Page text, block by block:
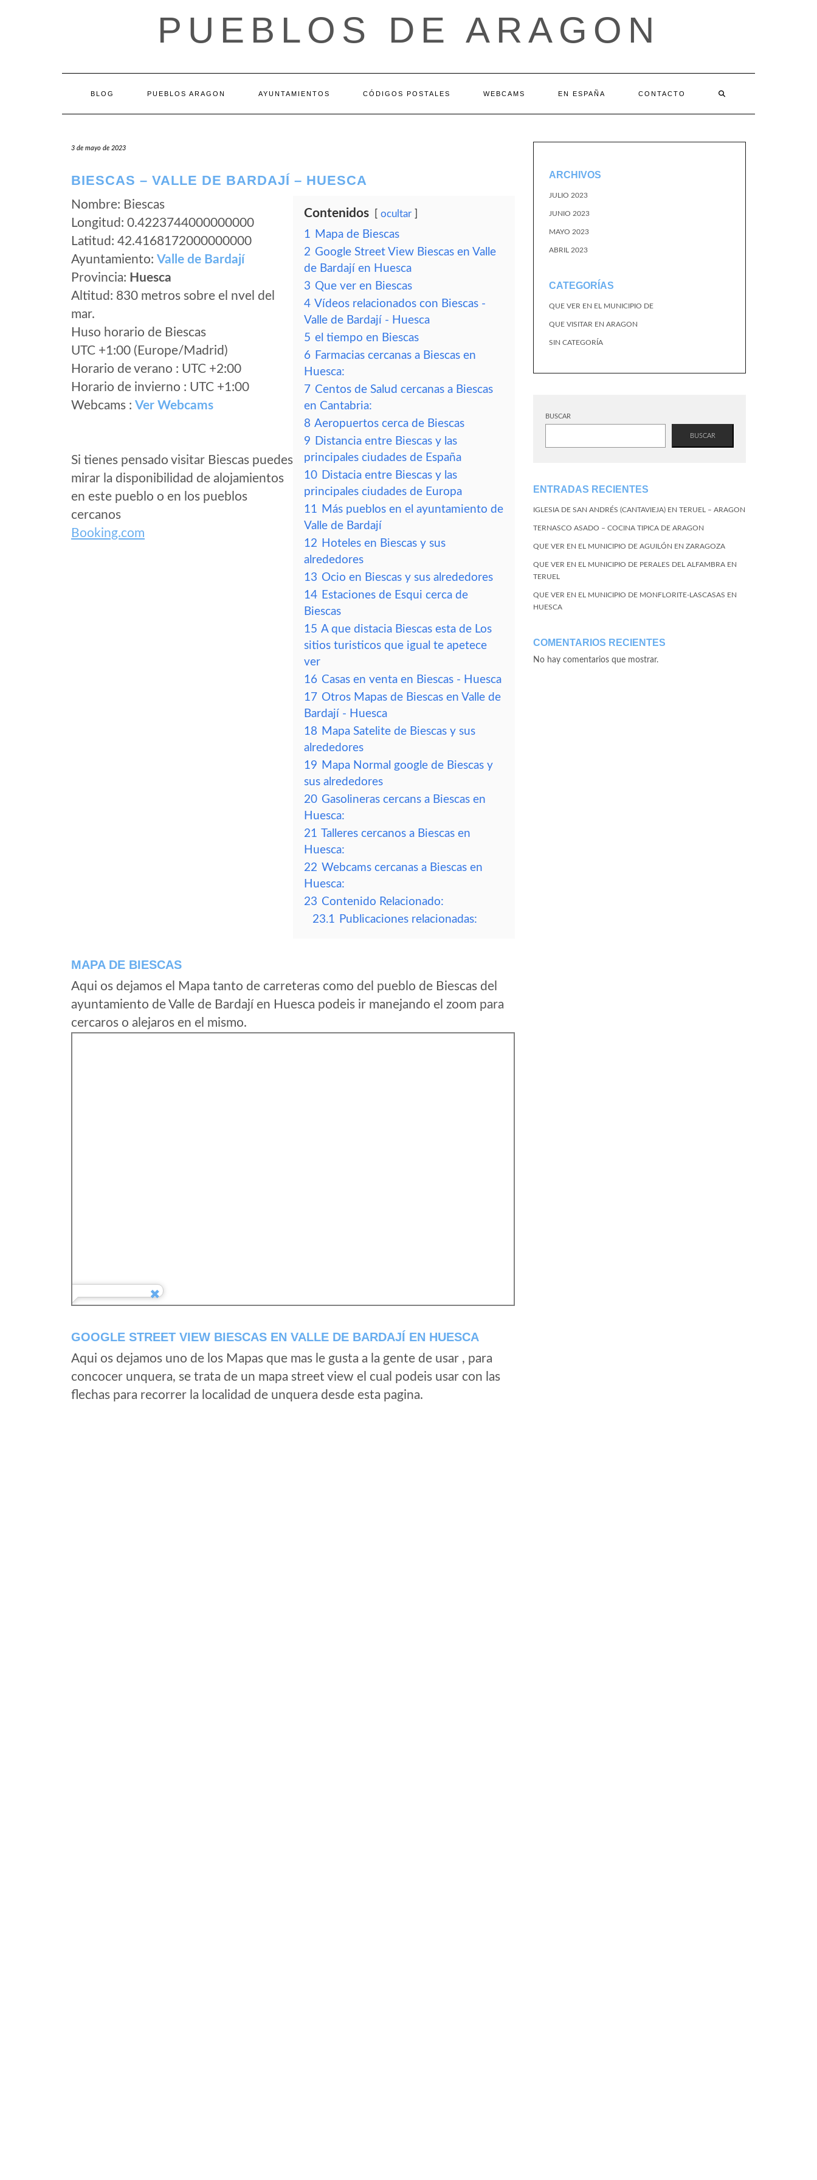
PUEBLOS DE ARAGON
BLOG PUEBLOS ARAGON AYUNTAMIENTOS CÓDIGOS POSTALES WEBCAMS EN ESPAÑA CONTACTO
3 de mayo de 2023
BIESCAS – VALLE DE BARDAJÍ – HUESCA
Nombre: Biescas
Longitud: 0.4223744000000000
Latitud: 42.4168172000000000
Ayuntamiento: Valle de Bardají
Provincia: Huesca
Altitud: 830 metros sobre el nvel del
mar.
Huso horario de Biescas
UTC +1:00 (Europe/Madrid)
Horario de verano : UTC +2:00
Horario de invierno : UTC +1:00
Webcams : Ver Webcams
Si tienes pensado visitar Biescas puedes
mirar la disponibilidad de alojamientos
en este pueblo o en los pueblos
cercanos
Booking.com
Contenidos ocultar
1 Mapa de Biescas
2 Google Street View Biescas en Valle
de Bardají en Huesca
3 Que ver en Biescas
4 Vídeos relacionados con Biescas -
Valle de Bardají - Huesca
5 el tiempo en Biescas
6 Farmacias cercanas a Biescas en
Huesca:
7 Centos de Salud cercanas a Biescas
en Cantabria:
8 Aeropuertos cerca de Biescas
9 Distancia entre Biescas y las
principales ciudades de España
10 Distacia entre Biescas y las
principales ciudades de Europa
11 Más pueblos en el ayuntamiento de
Valle de Bardají
12 Hoteles en Biescas y sus
alrededores
13 Ocio en Biescas y sus alrededores
14 Estaciones de Esqui cerca de
Biescas
15 A que distacia Biescas esta de Los
sitios turisticos que igual te apetece
ver
16 Casas en venta en Biescas - Huesca
17 Otros Mapas de Biescas en Valle de
Bardají - Huesca
18 Mapa Satelite de Biescas y sus
alrededores
19 Mapa Normal google de Biescas y
sus alrededores
20 Gasolineras cercans a Biescas en
Huesca:
21 Talleres cercanos a Biescas en
Huesca:
22 Webcams cercanas a Biescas en
Huesca:
23 Contenido Relacionado:
23.1 Publicaciones relacionadas:
MAPA DE BIESCAS
Aqui os dejamos el Mapa tanto de carreteras como del pueblo de Biescas del
ayuntamiento de Valle de Bardají en Huesca podeis ir manejando el zoom para
cercaros o alejaros en el mismo.
GOOGLE STREET VIEW BIESCAS EN VALLE DE BARDAJÍ EN HUESCA
Aqui os dejamos uno de los Mapas que mas le gusta a la gente de usar , para
concocer unquera, se trata de un mapa street view el cual podeis usar con las
flechas para recorrer la localidad de unquera desde esta pagina.
ARCHIVOS
JULIO 2023
JUNIO 2023
MAYO 2023
ABRIL 2023
CATEGORÍAS
QUE VER EN EL MUNICIPIO DE
QUE VISITAR EN ARAGON
SIN CATEGORÍA
BUSCAR
BUSCAR
ENTRADAS RECIENTES
IGLESIA DE SAN ANDRÉS (CANTAVIEJA) EN TERUEL – ARAGON
TERNASCO ASADO – COCINA TIPICA DE ARAGON
QUE VER EN EL MUNICIPIO DE AGUILÓN EN ZARAGOZA
QUE VER EN EL MUNICIPIO DE PERALES DEL ALFAMBRA EN
TERUEL
QUE VER EN EL MUNICIPIO DE MONFLORITE-LASCASAS EN
HUESCA
COMENTARIOS RECIENTES
No hay comentarios que mostrar.